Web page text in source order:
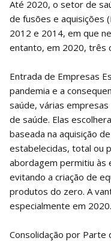
Até 2020, o setor de
de fusões e aquisições
2012 e 2014, em que
entanto, em 2020, três
Entrada de Empresas
pandemia e a
saúde, várias
de saúde. Elas
baseada na aquisição
estabelecidas, total ou
abordagem permitiu às
evitando a criação de
produtos do zero. A
especialmente em 2020.
Consolidação por Parte